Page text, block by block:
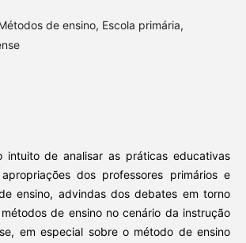
de ensino, Escola primária,
intuito de analisar as práticas educativas
dos professores primários e
ensino, advindas dos debates em torno
de ensino no cenário da instrução
em especial sobre o método de ensino